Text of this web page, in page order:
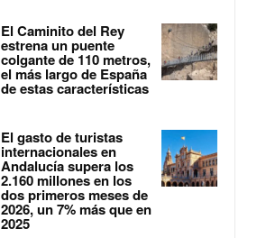
El Caminito del Rey
estrena un puente
colgante de 110 metros,
el más largo de España
de estas características
El gasto de turistas
internacionales en
Andalucía supera los
2.160 millones en los
dos primeros meses de
2026, un 7% más que en
2025